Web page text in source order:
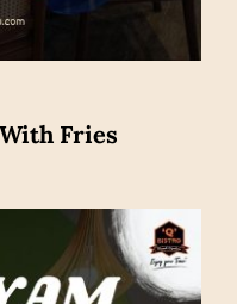
Fries